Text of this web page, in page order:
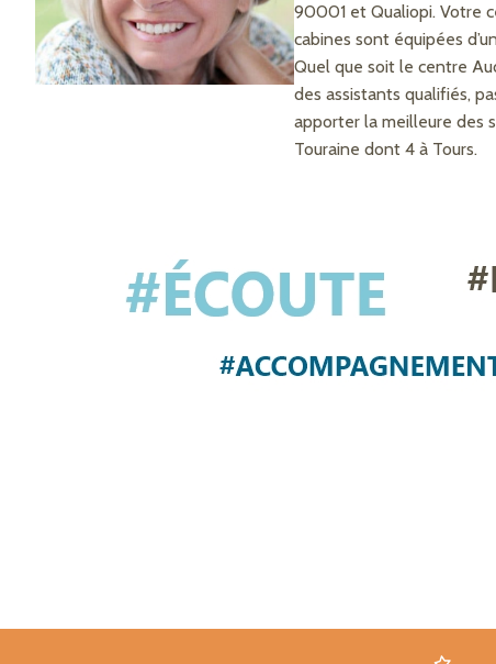
90001 et Qualiopi. Votre
cabines sont équipées
Quel que soit le centre
des assistants qualifiés,
apporter la meilleure des
Touraine dont 4 à Tours.